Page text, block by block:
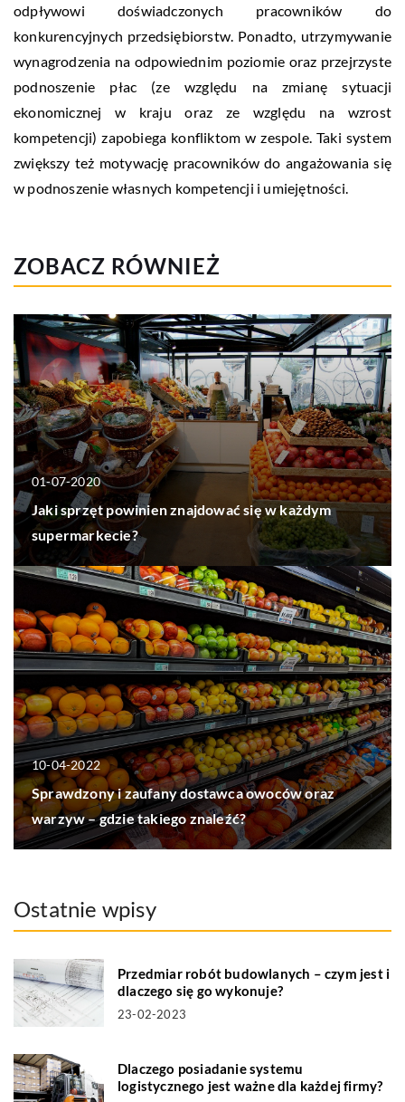
odpływowi doświadczonych pracowników do
konkurencyjnych przedsiębiorstw. Ponadto, utrzymywanie
wynagrodzenia na odpowiednim poziomie oraz przejrzyste
podnoszenie płac (ze względu na zmianę sytuacji
ekonomicznej w kraju oraz ze względu na wzrost
kompetencji) zapobiega konfliktom w zespole. Taki system
zwiększy też motywację pracowników do angażowania się
w podnoszenie własnych kompetencji i umiejętności.
ZOBACZ RÓWNIEŻ
01-07-2020
Jaki sprzęt powinien znajdować się w każdym
supermarkecie?
10-04-2022
Sprawdzony i zaufany dostawca owoców oraz
warzyw – gdzie takiego znaleźć?
Ostatnie wpisy
Przedmiar robót budowlanych – czym jest i
dlaczego się go wykonuje?
23-02-2023
Dlaczego posiadanie systemu
logistycznego jest ważne dla każdej firmy?